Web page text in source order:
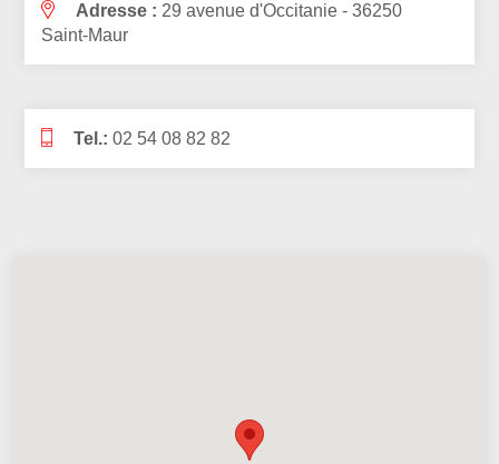
Adresse : 29 avenue d'Occitanie - 36250
Saint-Maur
Tel.: 02 54 08 82 82